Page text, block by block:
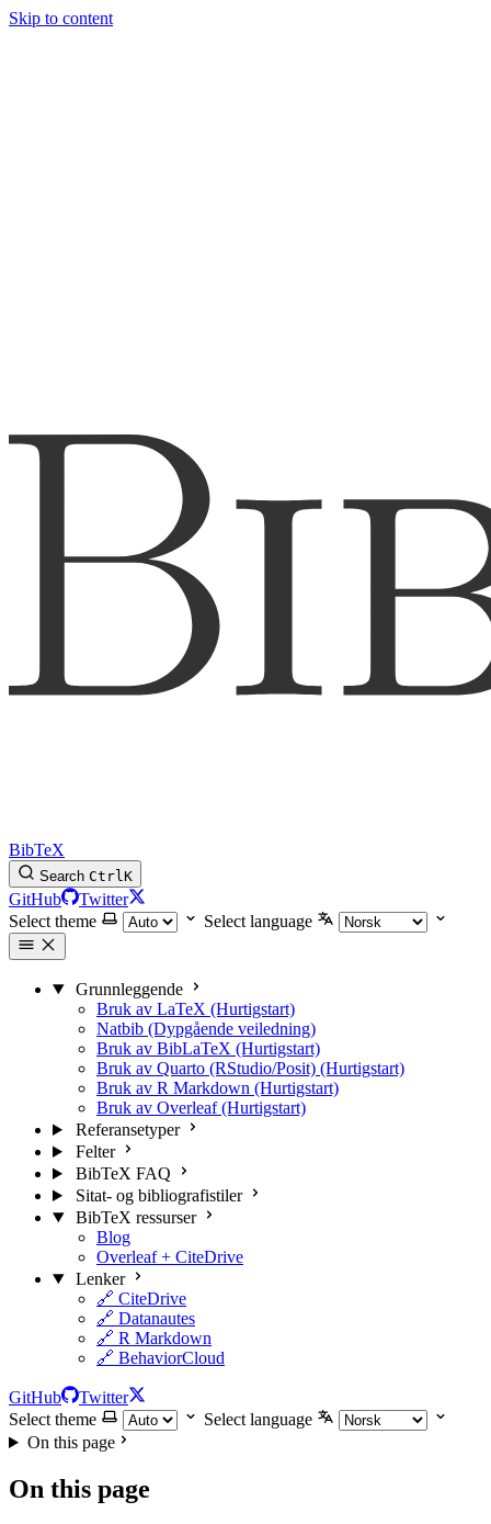
Skip to content
BibTeX
Search CtrlK
GitHub
Twitter
Select theme
Select language
Grunnleggende
Bruk av LaTeX (Hurtigstart)
Natbib (Dypgående veiledning)
Bruk av BibLaTeX (Hurtigstart)
Bruk av Quarto (RStudio/Posit) (Hurtigstart)
Bruk av R Markdown (Hurtigstart)
Bruk av Overleaf (Hurtigstart)
Referansetyper
Felter
BibTeX FAQ
Sitat- og bibliografistiler
BibTeX ressurser
Blog
Overleaf + CiteDrive
Lenker
🔗 CiteDrive
🔗 Datanautes
🔗 R Markdown
🔗 BehaviorCloud
GitHub
Twitter
Select theme
Select language
On this page
On this page